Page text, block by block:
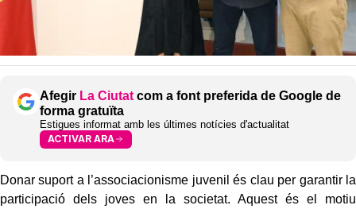
Afegir La Ciutat com a font preferida de Google de
forma gratuïta
Estigues informat amb les últimes notícies d'actualitat
ACTIVAR ARA
Donar suport a l’associacionisme juvenil és clau per garantir la
participació dels joves en la societat. Aquest és el motiu